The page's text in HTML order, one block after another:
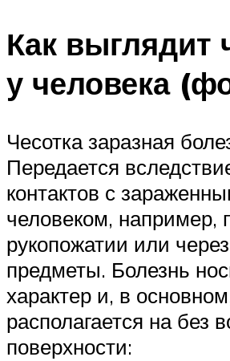
Как выглядит
у человека
Чесотка заразная
Передается
контактов с
человеком, например,
рукопожатии или
предметы. Болезнь
характер и, в
располагается на без
поверхности: